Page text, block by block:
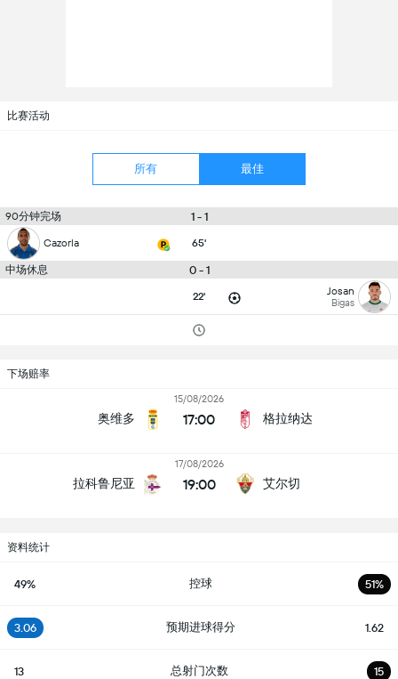
比赛活动
所有 最佳
90分钟完场 1 - 1
Cazorla 65'
中场休息 0 - 1
22' Josan
Bigas
下场赔率
奥维多
15/08/2026
17:00 格拉纳达
拉科鲁尼亚
17/08/2026
19:00 艾尔切
资料统计
49% 控球 51%
3.06 预期进球得分 1.62
13 总射门次数 15